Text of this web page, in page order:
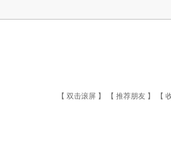
【 双击滚屏 】 【 推荐朋友 】 【